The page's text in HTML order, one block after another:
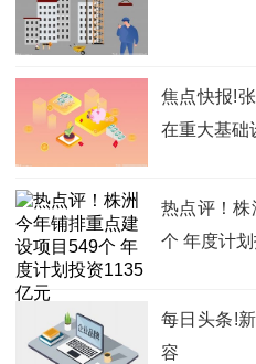
焦点快报!
在重大基础
热点评！株
个 年度计
每日头条!
容